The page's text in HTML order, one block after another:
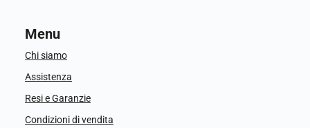
Menu
Chi siamo
Assistenza
Resi e Garanzie
Condizioni di vendita